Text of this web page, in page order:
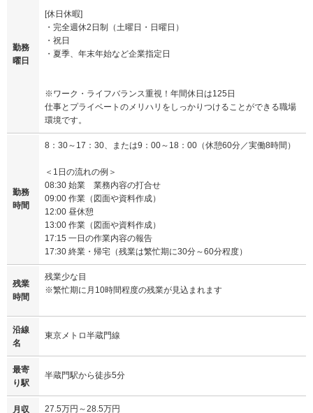
勤務
曜日
[休日休暇]
・完全週休2日制（土曜日・日曜日）
・祝日
・夏季、年末年始など企業指定日
※ワーク・ライフバランス重視！年間休日は125日
仕事とプライベートのメリハリをしっかりつけることができる職場
環境です。
勤務
時間
8：30～17：30、または9：00～18：00（休憩60分／実働8時間）
＜1日の流れの例＞
08:30 始業 業務内容の打合せ
09:00 作業（図面や資料作成）
12:00 昼休憩
13:00 作業（図面や資料作成）
17:15 一日の作業内容の報告
17:30 終業・帰宅（残業は繁忙期に30分～60分程度）
残業
時間
残業少な目
※繁忙期に月10時間程度の残業が見込まれます
沿線
名
東京メトロ半蔵門線
最寄
り駅
半蔵門駅から徒歩5分
月収 27.5万円～28.5万円